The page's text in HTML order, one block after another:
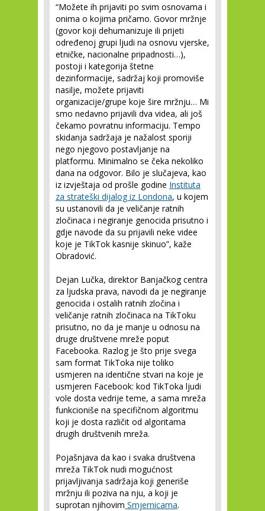
“Možete ih prijaviti po svim osnovama i
onima o kojima pričamo. Govor mržnje
(govor koji dehumanizuje ili prijeti
određenoj grupi ljudi na osnovu vjerske,
etničke, nacionalne pripadnosti…),
postoji i kategorija štetne
dezinformacije, sadržaj koji promoviše
nasilje, možete prijaviti
organizacije/grupe koje šire mržnju… Mi
smo nedavno prijavili dva videa, ali još
čekamo povratnu informaciju. Tempo
skidanja sadržaja je nažalost sporiji
nego njegovo postavljanje na
platformu. Minimalno se čeka nekoliko
dana na odgovor. Bilo je slučajeva, kao
iz izvještaja od prošle godine Instituta
za strateški dijalog iz Londona, u kojem
su ustanovili da je veličanje ratnih
zločinaca i negiranje genocida prisutno i
gdje navode da su prijavili neke videe
koje je TikTok kasnije skinuo”, kaže
Obradović.
Dejan Lučka, direktor Banjačkog centra
za ljudska prava, navodi da je negiranje
genocida i ostalih ratnih zločina i
veličanje ratnih zločinaca na TikToku
prisutno, no da je manje u odnosu na
druge društvene mreže poput
Facebooka. Razlog je što prije svega
sam format TikToka nije toliko
usmjeren na identične stvari na koje je
usmjeren Facebook: kod TikToka ljudi
vole dosta vedrije teme, a sama mreža
funkcioniše na specifičnom algoritmu
koji je dosta različit od algoritama
drugih društvenih mreža.
Pojašnjava da kao i svaka društvena
mreža TikTok nudi mogućnost
prijavljivanja sadržaja koji generiše
mržnju ili poziva na nju, a koji je
suprotan njihovim Smjernicama.